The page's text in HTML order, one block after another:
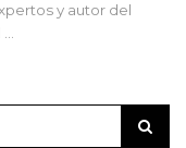
y autor del
…